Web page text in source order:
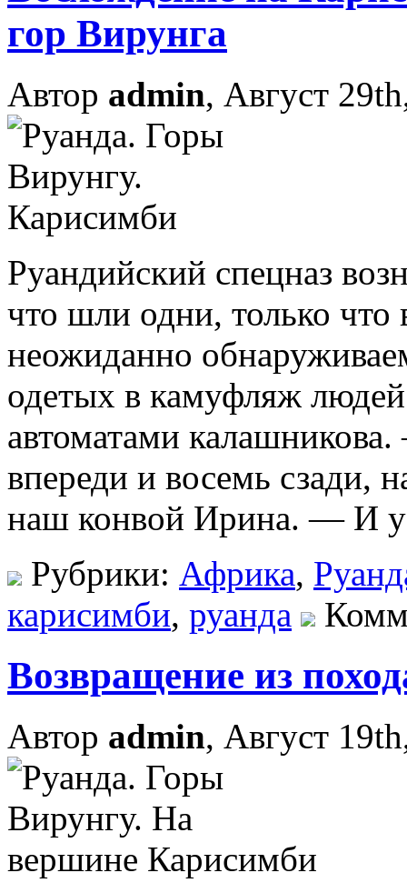
гор Вирунга
Автор admin, Август
Руандийский спецназ
что шли одни, только
неожиданно
одетых в камуфляж
автоматами
впереди и восемь сзади,
наш конвой Ирина. — И у
Рубрики: Африка,
карисимби, руанда
Возвращение из
Автор admin, Август